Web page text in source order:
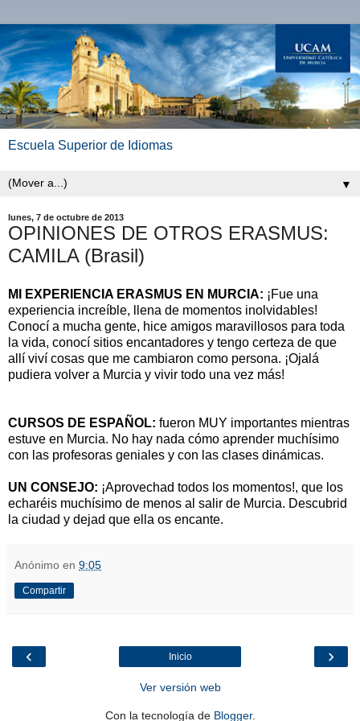
Escuela Superior de Idiomas
▼
lunes, 7 de octubre de 2013
OPINIONES DE OTROS ERASMUS:
CAMILA (Brasil)
MI EXPERIENCIA ERASMUS EN MURCIA: ¡Fue una
experiencia increíble, llena de momentos inolvidables!
Conocí a mucha gente, hice amigos maravillosos para toda
la vida, conocí sitios encantadores y tengo certeza de que
allí viví cosas que me cambiaron como persona. ¡Ojalá
pudiera volver a Murcia y vivir todo una vez más!
CURSOS DE ESPAÑOL: fueron MUY importantes mientras
estuve en Murcia. No hay nada cómo aprender muchísimo
con las profesoras geniales y con las clases dinámicas.
UN CONSEJO: ¡Aprovechad todos los momentos!, que los
echaréis muchísimo de menos al salir de Murcia. Descubrid
la ciudad y dejad que ella os encante.
Anónimo en 9:05
Compartir
‹ ›
Inicio
Ver versión web
Con la tecnología de Blogger.